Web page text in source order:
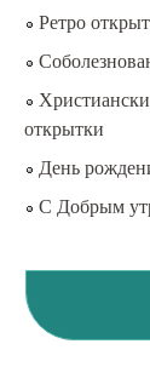
Ретро
открытки
День
С Добрым